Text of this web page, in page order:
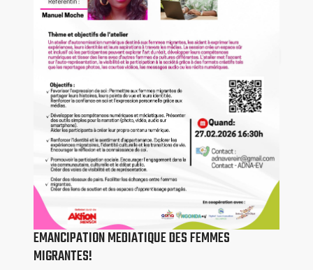
EMANCIPATION MEDIATIQUE DES FEMMES
MIGRANTES!